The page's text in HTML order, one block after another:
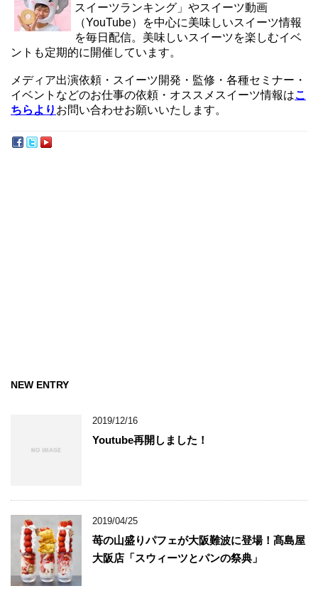
スイーツランキング」やスイーツ動画
（YouTube）を中心に美味しいスイーツ情報
を毎日配信。美味しいスイーツを楽しむイベ
ントも定期的に開催しています。
メディア出演依頼・スイーツ開発・監修・各種セミナー・
イベントなどのお仕事の依頼・オススメスイーツ情報はこ
ちらより お問い合わせお願いいたします。
NEW ENTRY
2019/12/16
Youtube再開しました！
2019/04/25
苺の山盛りパフェが大阪難波に登場！髙島屋
大阪店「スウィーツとパンの祭典」